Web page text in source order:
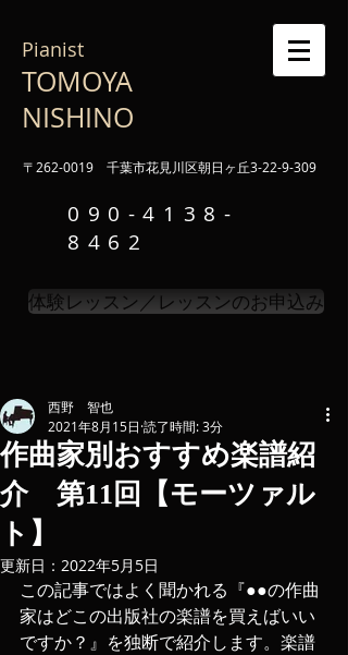
Pianist
TOMOYA
NISHINO
〒262-0019 千葉市花見川区朝日ヶ丘3-22-9-309
090-4138-
8462
体験レッスン／レッスンのお申込み
作曲家別おすすめ楽譜紹
介 第11回【モーツァル
ト】
西野 智也
2021年8月15日 読了時間: 3分
更新日： 2022年5月5日
この記事ではよく聞かれる『●●の作曲
家はどこの出版社の楽譜を買えばいい
ですか？』を独断で紹介します。楽譜